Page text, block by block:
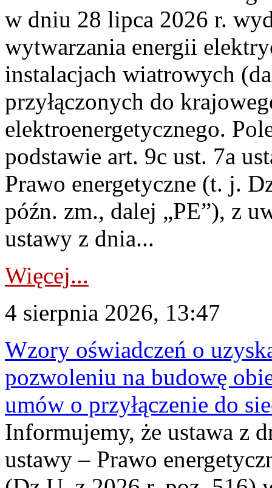
w dniu 28 lipca 2026 r.
wytwarzania energii
instalacjach wiatrowych
przyłączonych do
elektroenergetycznego.
podstawie art. 9c ust. 7a
Prawo energetyczne (t. j.
późn. zm., dalej „PE”), z
ustawy z dnia...
Więcej...
4 sierpnia 2026, 13:47
Wzory oświadczeń o
pozwoleniu na budowę
umów o przyłączenie do
Informujemy, że ustawa z
ustawy – Prawo